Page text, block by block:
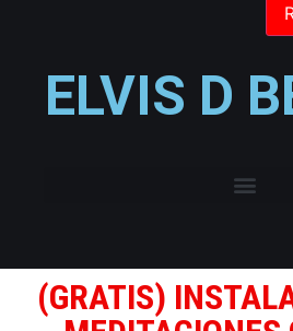
ELVIS D
(GRATIS)